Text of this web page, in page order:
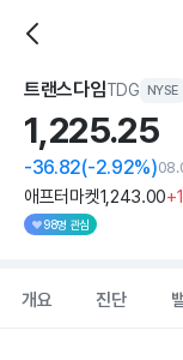
트랜스다임TDG NYSE
1,225.25
-36.82(-2.92%)
애프터마켓1,243.00
98명 관심
개요 진단